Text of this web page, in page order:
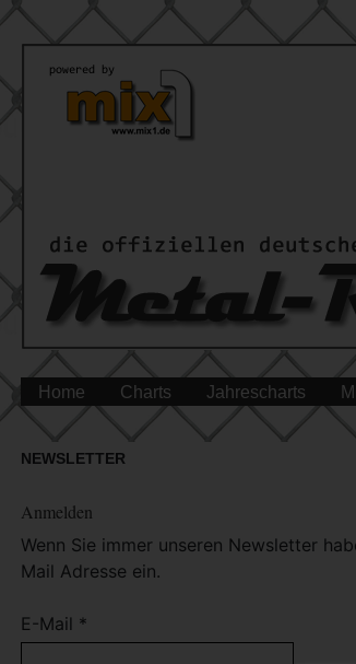
Home Charts Jahrescharts
NEWSLETTER
Anmelden
Wenn Sie immer unseren Newsletter
Mail Adresse ein.
E-Mail *